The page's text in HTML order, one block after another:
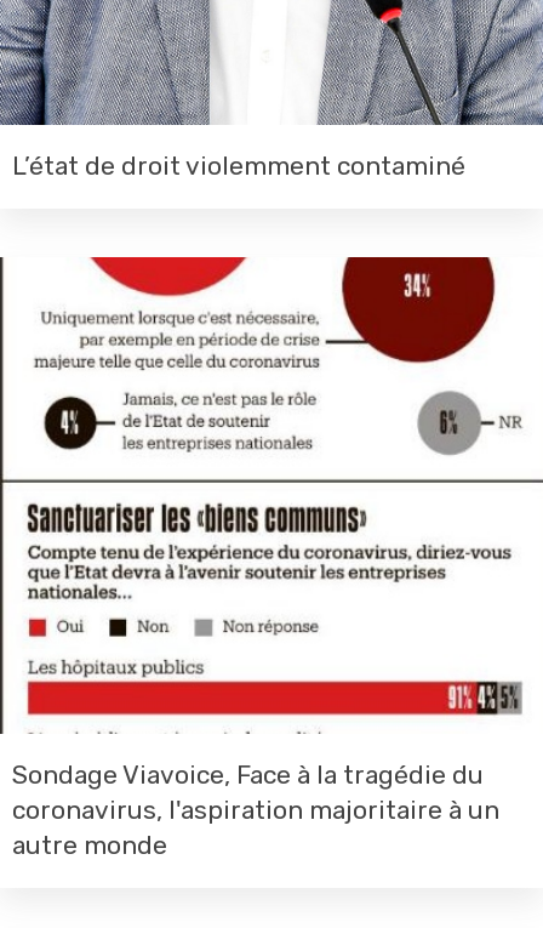
L’état de droit violemment contaminé
Sondage Viavoice, Face à la tragédie du
coronavirus, l'aspiration majoritaire à un
autre monde